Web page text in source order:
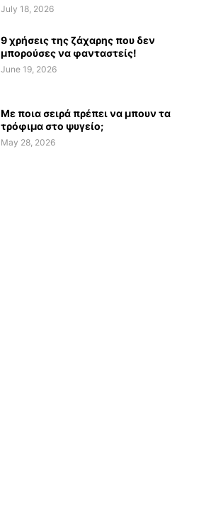
July 18, 2026
9 χρήσεις της ζάχαρης που δεν
μπορούσες να φανταστείς!
June 19, 2026
Με ποια σειρά πρέπει να μπουν τα
τρόφιμα στο ψυγείο;
May 28, 2026